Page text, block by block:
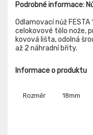
Podrobné informace:
Odlamovací nůž
celokovové tělo nože,
kovová lišta, odolná
až 2 náhradní břity.
Informace o produktu
Rozměr 18mm